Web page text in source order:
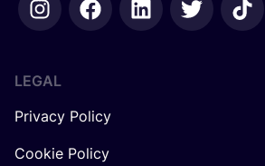
LEGAL
Privacy Policy
Cookie Policy